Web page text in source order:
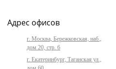
Адрес офисов
г. Москва, Бережковская, наб.,
дом 20, стр. 6
г. Екатеринбург, Таганская ул.,